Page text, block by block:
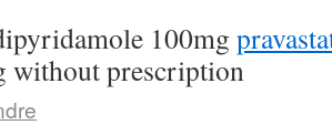
100mg
without prescription